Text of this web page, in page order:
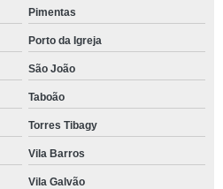
Pimentas
Porto da Igreja
São João
Taboão
Torres Tibagy
Vila Barros
Vila Galvão